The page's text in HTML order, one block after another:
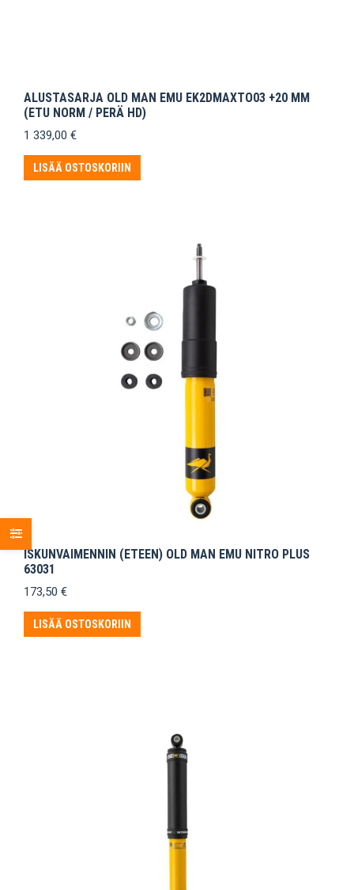
ALUSTASARJA OLD MAN EMU EK2DMAXTO03 +20 MM
(ETU NORM / PERÄ HD)
1 339,00 €
LISÄÄ OSTOSKORIIN
ISKUNVAIMENNIN (ETEEN) OLD MAN EMU NITRO PLUS
63031
173,50 €
LISÄÄ OSTOSKORIIN